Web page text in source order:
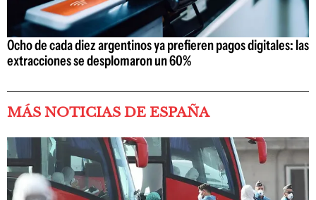
Ocho de cada diez argentinos ya prefieren pagos digitales: las
extracciones se desplomaron un 60%
MÁS NOTICIAS DE ESPAÑA